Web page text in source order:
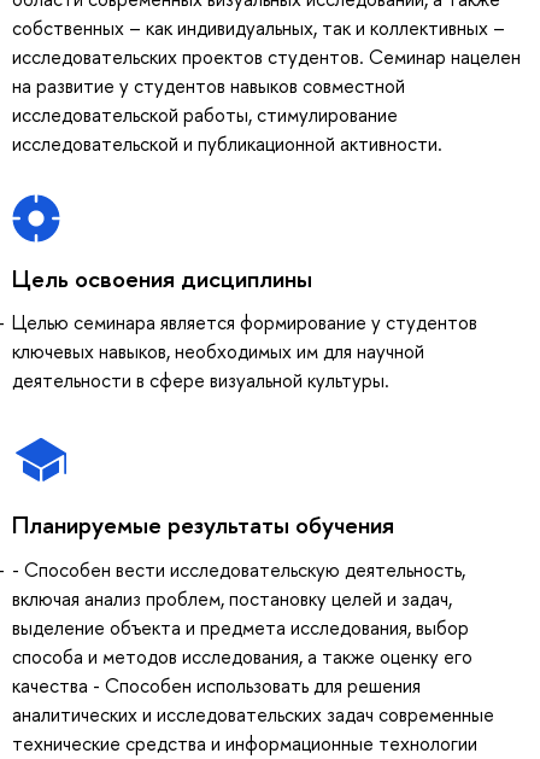
собственных – как индивидуальных, так и коллективных –
исследовательских проектов студентов. Семинар нацелен
на развитие у студентов навыков совместной
исследовательской работы, стимулирование
исследовательской и публикационной активности.
Цель освоения дисциплины
Целью семинара является формирование у студентов
ключевых навыков, необходимых им для научной
деятельности в сфере визуальной культуры.
Планируемые результаты обучения
- Способен вести исследовательскую деятельность,
включая анализ проблем, постановку целей и задач,
выделение объекта и предмета исследования, выбор
способа и методов исследования, а также оценку его
качества - Способен использовать для решения
аналитических и исследовательских задач современные
технические средства и информационные технологии